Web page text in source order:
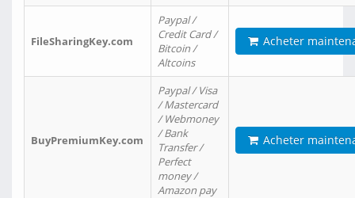
FileSharingKey.com
Paypal /
Credit Card /
Bitcoin /
Altcoins
Acheter
BuyPremiumKey.com
Paypal / Visa
/ Mastercard
/ Webmoney
/ Bank
Transfer /
Perfect
money /
Amazon pay
Acheter